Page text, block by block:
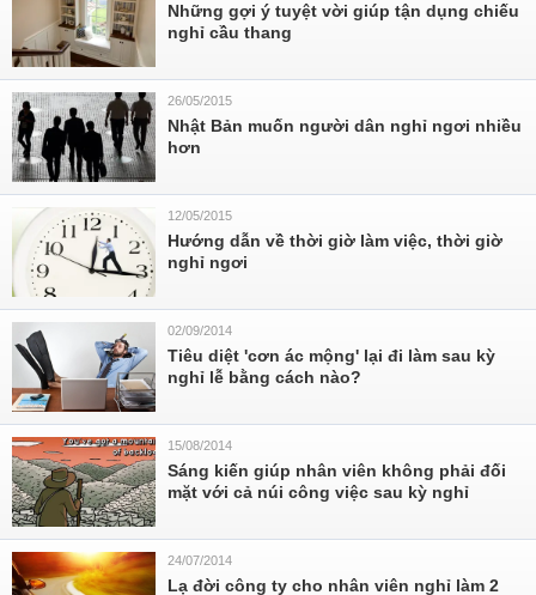
Những gợi ý tuyệt vời giúp tận dụng chiếu
nghỉ cầu thang
26/05/2015
Nhật Bản muốn người dân nghỉ ngơi nhiều
hơn
12/05/2015
Hướng dẫn về thời giờ làm việc, thời giờ
nghỉ ngơi
02/09/2014
Tiêu diệt 'cơn ác mộng' lại đi làm sau kỳ
nghỉ lễ bằng cách nào?
15/08/2014
Sáng kiến giúp nhân viên không phải đối
mặt với cả núi công việc sau kỳ nghỉ
24/07/2014
Lạ đời công ty cho nhân viên nghỉ làm 2